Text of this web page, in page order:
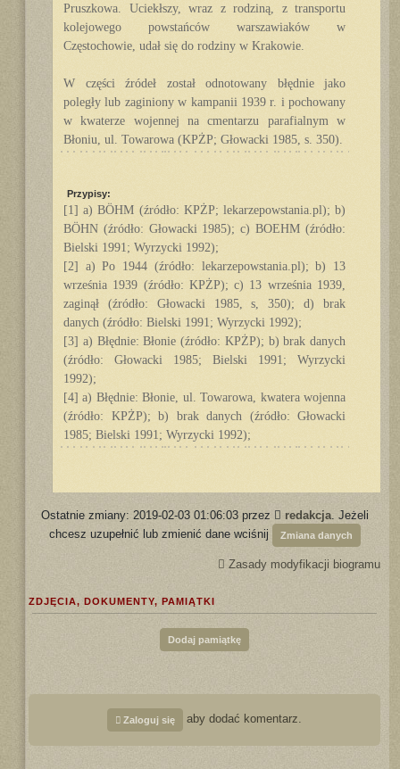
Pruszkowa. Uciekłszy, wraz z rodziną, z transportu
kolejowego powstańców warszawiaków w
Częstochowie, udał się do rodziny w Krakowie.
W części źródeł został odnotowany błędnie jako
poległy lub zaginiony w kampanii 1939 r. i pochowany
w kwaterze wojennej na cmentarzu parafialnym w
Błoniu, ul. Towarowa (KPŻP; Głowacki 1985, s. 350).
Przypisy:
[1] a) BÖHM (źródło: KPŻP; lekarzepowstania.pl); b)
BÖHN (źródło: Głowacki 1985); c) BOEHM (źródło:
Bielski 1991; Wyrzycki 1992);
[2] a) Po 1944 (źródło: lekarzepowstania.pl); b) 13
września 1939 (źródło: KPŻP); c) 13 września 1939,
zaginął (źródło: Głowacki 1985, s, 350); d) brak
danych (źródło: Bielski 1991; Wyrzycki 1992);
[3] a) Błędnie: Błonie (źródło: KPŻP); b) brak danych
(źródło: Głowacki 1985; Bielski 1991; Wyrzycki
1992);
[4] a) Błędnie: Błonie, ul. Towarowa, kwatera wojenna
(źródło: KPŻP); b) brak danych (źródło: Głowacki
1985; Bielski 1991; Wyrzycki 1992);
Ostatnie zmiany: 2019-02-03 01:06:03 przez redakcja. Jeżeli
chcesz uzupełnić lub zmienić dane wciśnij
Zmiana danych
Zasady modyfikacji biogramu
ZDJĘCIA, DOKUMENTY, PAMIĄTKI
Dodaj pamiątkę
Zaloguj się aby dodać komentarz.